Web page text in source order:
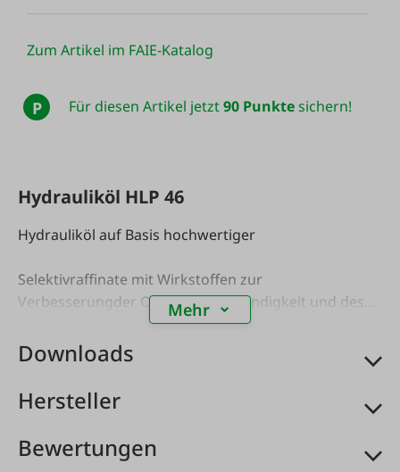
Zum Artikel im FAIE-Katalog
P Für diesen Artikel jetzt90 Punktesichern!
Hydrauliköl HLP 46
Hydrauliköl auf Basis hochwertiger
Selektivraffinate mit Wirkstoffen zur
Verbesserungder Oxidationsbeständigkeit und des
Korrosionsschutzes.
DIN 51 524/Teil 2.
Mehr
Downloads
Hersteller
Bewertungen